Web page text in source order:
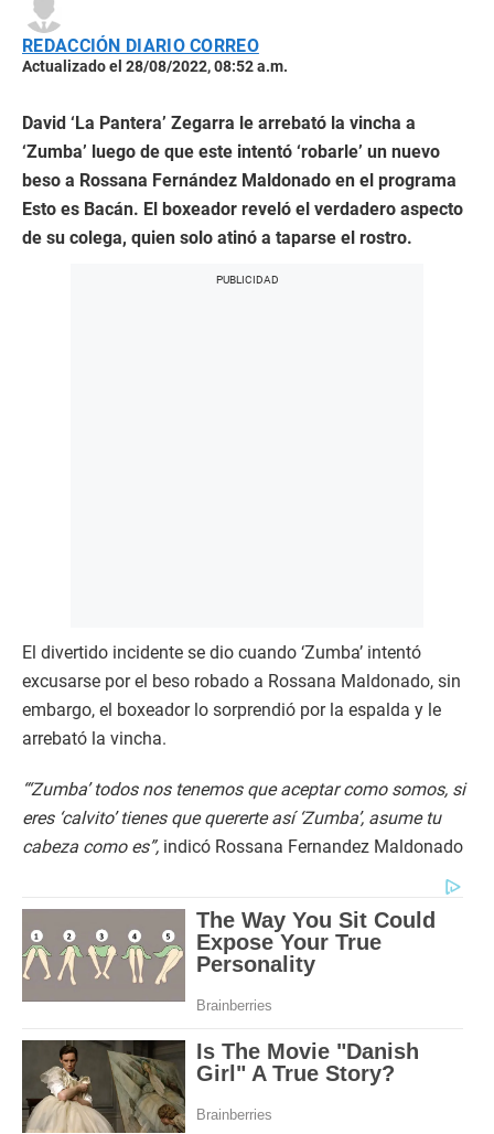
REDACCIÓN DIARIO CORREO
Actualizado el 28/08/2022, 08:52 a.m.
David ‘La Pantera’ Zegarra le arrebató la vincha a
‘Zumba’ luego de que este intentó ‘robarle’ un nuevo
beso a Rossana Fernández Maldonado en el programa
Esto es Bacán. El boxeador reveló el verdadero aspecto
de su colega, quien solo atinó a taparse el rostro.
El divertido incidente se dio cuando ‘Zumba’ intentó
excusarse por el beso robado a Rossana Maldonado, sin
embargo, el boxeador lo sorprendió por la espalda y le
arrebató la vincha.
“‘Zumba’ todos nos tenemos que aceptar como somos, si
eres ‘calvito’ tienes que quererte así ‘Zumba’, asume tu
cabeza como es”, indicó Rossana Fernandez Maldonado